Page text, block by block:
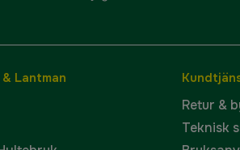
Lantman
Retur &
Teknisk